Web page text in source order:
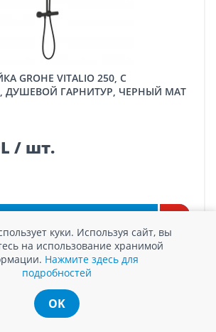
ДУШЕВОЙ ГАРНИТУР, ЧЕРНЫЙ МАТ
/ шт.
куки. Используя сайт, вы
на использование хранимой
Нажмите здесь для
подробностей
OK